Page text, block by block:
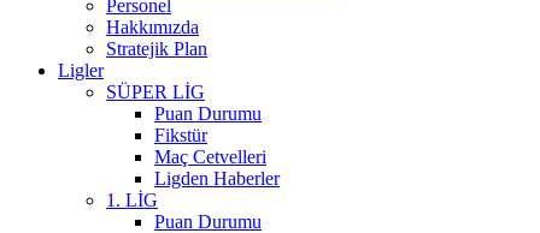
Personel
Hakkımızda
Stratejik Plan
Ligler
SÜPER LİG
Puan Durumu
Fikstür
Maç Cetvelleri
Ligden Haberler
1. LİG
Puan Durumu